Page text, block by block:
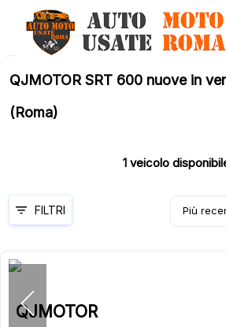
QJMOTOR SRT 600 nuove in
(Roma)
1 veicolo
Più
FILTRI
QJMOTOR